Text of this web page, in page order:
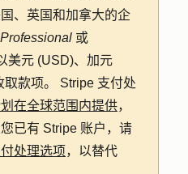
、英国和加拿大的企
Professional 或
美元 (USD)、加元
款项。 Stripe 支付处
在全球范围内提供，
已有 Stripe 账户，请
处理选项，以替代